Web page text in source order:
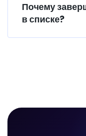
Почему
в списке?